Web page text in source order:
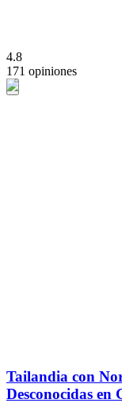
4.8
171 opiniones
Tailandia con
Desconocidas en